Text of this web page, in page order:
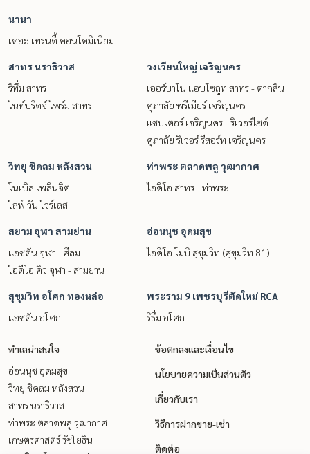
นานา
เดอะ เทรนดี้ คอนโดมิเนียม
สาทร นราธิวาส
ริทึ่ม สาทร
ไนท์บริดจ์ ไพร์ม สาทร
วงเวียนใหญ่ เจริญนคร
เออร์บาโน่ แอบโซลูท สาทร - ตากสิน
ศุภาลัย พรีเมียร์ เจริญนคร
แชปเตอร์ เจริญนคร - ริเวอร์ไซด์
ศุภาลัย ริเวอร์ รีสอร์ท เจริญนคร
วิทยุ ชิดลม หลังสวน
โนเบิล เพลินจิต
ไลฟ์ วัน ไวร์เลส
ท่าพระ ตลาดพลู วุฒากาศ
ไอดีโอ สาทร - ท่าพระ
สยาม จุฬา สามย่าน
แอชตัน จุฬา - สีลม
ไอดีโอ คิว จุฬา - สามย่าน
อ่อนนุช อุดมสุข
ไอดีโอ โมบิ สุขุมวิท (สุขุมวิท 81)
สุขุมวิท อโศก ทองหล่อ
แอชตัน อโศก
พระราม 9 เพชรบุรีตัดใหม่ RCA
ริธึ่ม อโศก
ทำเลน่าสนใจ
อ่อนนุช อุดมสุข
วิทยุ ชิดลม หลังสวน
สาทร นราธิวาส
ท่าพระ ตลาดพลู วุฒากาศ
เกษตรศาสตร์ รัชโยธิน
ข้อตกลงและเงื่อนไข
นโยบายความเป็นส่วนตัว
เกี่ยวกับเรา
วิธีการฝากขาย-เช่า
ติดต่อ